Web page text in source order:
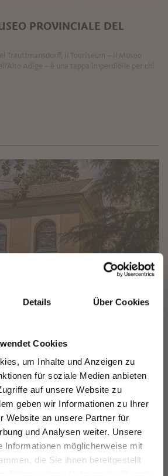
Details Über Cookies
Cookies
um Inhalte und Anzeigen zu
für soziale Medien anbieten
auf unsere Website zu
geben wir Informationen zu Ihrer
Website an unsere Partner für
und Analysen weiter. Unsere
Informationen möglicherweise mit
die Sie ihnen bereitgestellt
PROVINCIALE DEL
Trauttmansdorff, il Touriseum – il Museo
Adige – è una tappa imperdibile per chi
E SINAGOGA
cuore di Merano, si cela un luogo che
✖
INSIEME IL
DI MERANO.
INSIEME IL FUTURO DI
MERANO.
conta. Scansiona, condividi, fai la
differenza.